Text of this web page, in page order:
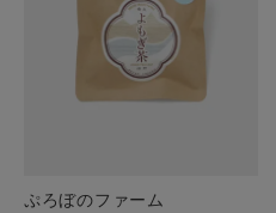
ぷろぼのファーム